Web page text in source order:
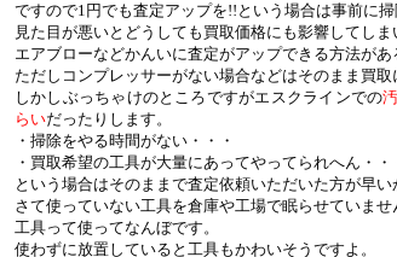
ですので1円でも査定アップを!!という場合は事前に掃
見た目が悪いとどうしても買取価格にも影響してしま
エアブローなどかんいに査定がアップできる方法があ
ただしコンプレッサーがない場合などはそのまま買取
しかしぶっちゃけのところですがエスクラインでの
らいだったりします。
・掃除をやる時間がない・・・
・買取希望の工具が大量にあってやってられへん・・
という場合はそのままで査定依頼いただいた方が早い
さて使っていない工具を倉庫や工場で眠らせていませ
工具って使ってなんぼです。
使わずに放置していると工具もかわいそうですよ。